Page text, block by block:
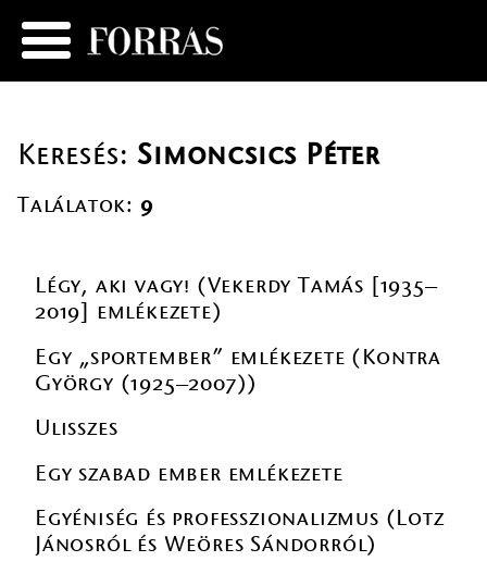
Keresés:Simoncsics Péter
Találatok: 9
Légy, aki vagy! (Vekerdy Tamás [1935–
2019] emlékezete)
Egy „sportember” emlékezete (Kontra
György (1925–2007))
Ulisszes
Egy szabad ember emlékezete
Egyéniség és professzionalizmus (Lotz
Jánosról és Weöres Sándorról)